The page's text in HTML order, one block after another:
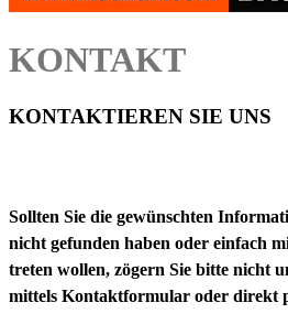
KONTAKT
KONTAKTIEREN SIE UNS
Sollten Sie die gewünschten
nicht gefunden haben oder einfach
treten wollen, zögern Sie bitte nicht
mittels Kontaktformular oder direkt